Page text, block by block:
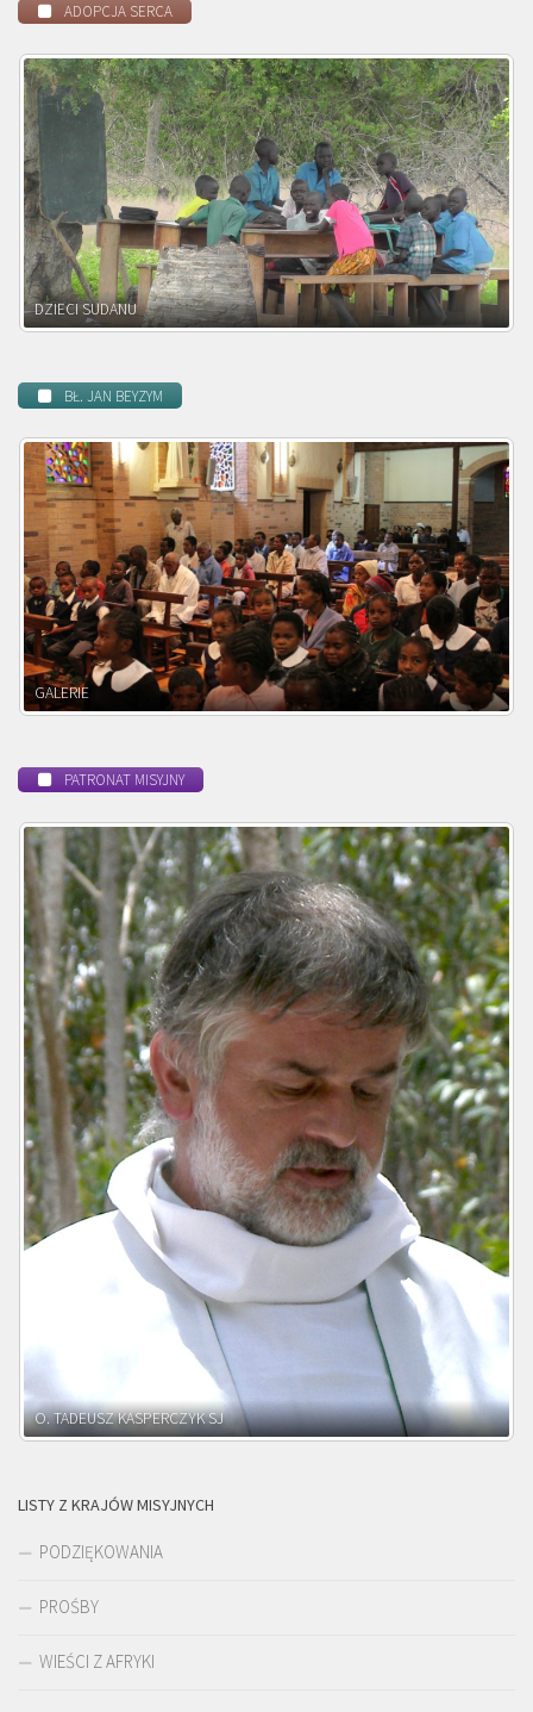
ADOPCJA SERCA
DZIECI ZAMBII
BŁ. JAN BEYZYM
POWOŁANIE MISYJNE
PATRONAT MISYJNY
O. ADNRZEJ LEŚNIARA SJ
LISTY Z KRAJÓW MISYJNYCH
PODZIĘKOWANIA
PROŚBY
WIEŚCI Z AFRYKI